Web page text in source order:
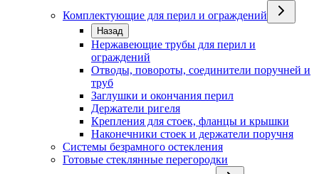
Комплектующие для перил и ограждений
Назад
Нержавеющие трубы для перил и
ограждений
Отводы, повороты, соединители поручней и
труб
Заглушки и окончания перил
Держатели ригеля
Крепления для стоек, фланцы и крышки
Наконечники стоек и держатели поручня
Системы безрамного остекления
Готовые стеклянные перегородки